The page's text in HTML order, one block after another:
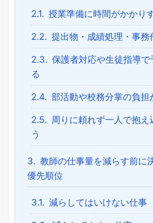
2.1. 授業準備に時間がかかり
2.2. 提出物・成績処理・事務
2.3. 保護者対応や生徒指導で
る
2.4. 部活動や校務分掌の負担
2.5. 周りに頼れず一人で抱え
う
3. 教師の仕事量を減らす前に
優先順位
3.1. 減らしてはいけない仕事